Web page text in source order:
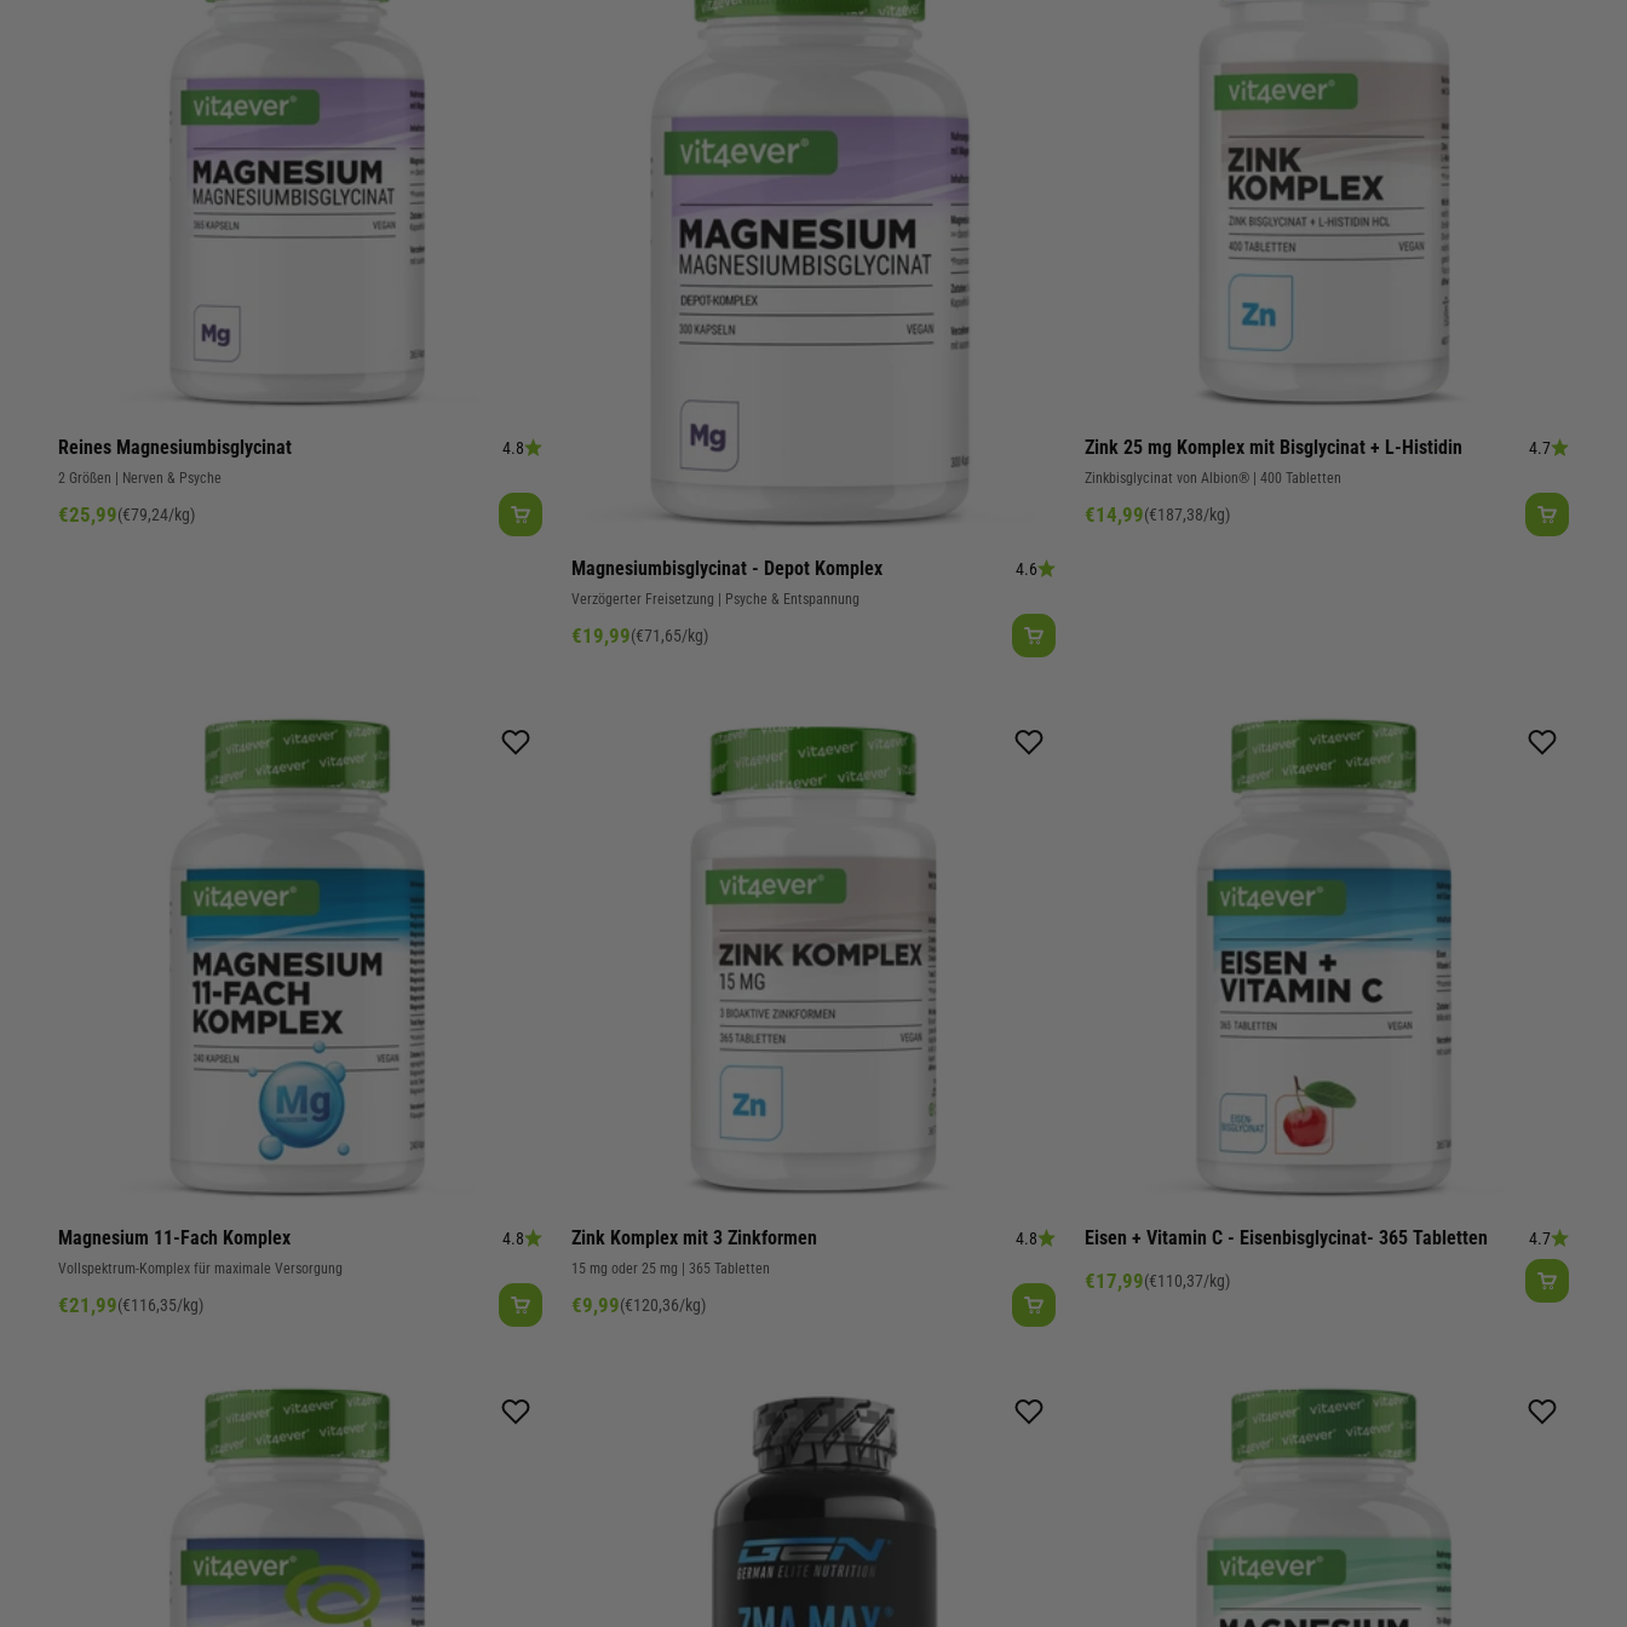
Reines Magnesiumbisglycinat 4.8
2 Größen | Nerven & Psyche
Angebot
€25,99(€79,24/kg)
Magnesiumbisglycinat - Depot Komplex 4.6
Verzögerter Freisetzung | Psyche & Entspannung
Angebot
€19,99(€71,65/kg)
Zink 25 mg Komplex mit Bisglycinat + L-Histidin 4.7
Zinkbisglycinat von Albion® | 400 Tabletten
Angebot
€14,99(€187,38/kg)
Magnesium 11-Fach Komplex 4.8
Vollspektrum-Komplex für maximale Versorgung
Angebot
€21,99(€116,35/kg)
Zink Komplex mit 3 Zinkformen 4.8
15 mg oder 25 mg | 365 Tabletten
Angebot
€9,99(€120,36/kg)
Eisen + Vitamin C - Eisenbisglycinat- 365 Tabletten 4.7
Angebot
€17,99(€110,37/kg)